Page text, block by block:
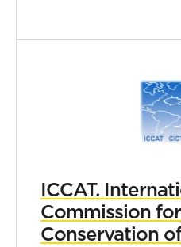
ICCAT.
Commission
Conservation